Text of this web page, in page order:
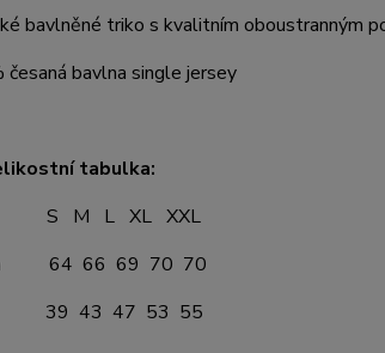
bavlněné triko s kvalitním oboustranným
česaná bavlna single jersey
tabulka:
L XL XXL
64 66 69 70 70
39 43 47 53 55